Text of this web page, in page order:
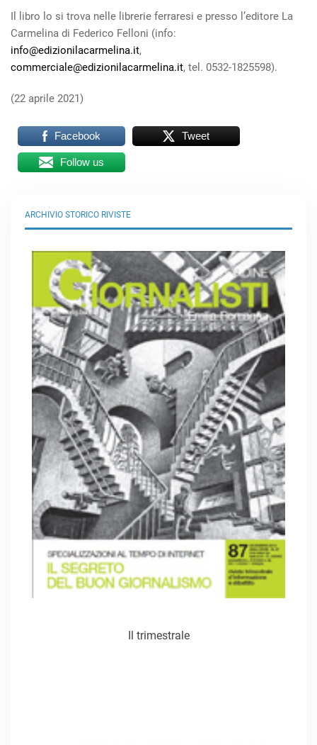
Il libro lo si trova nelle librerie ferraresi e presso l’editore La
Carmelina di Federico Felloni (info:
info@edizionilacarmelina.it,
commerciale@edizionilacarmelina.it, tel. 0532-1825598).
(22 aprile 2021)
Facebook Tweet
Follow us
ARCHIVIO STORICO RIVISTE
Il trimestrale